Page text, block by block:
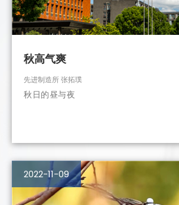
秋高气爽
先进制造所 张拓璞
秋日的昼与夜
2022-11-09